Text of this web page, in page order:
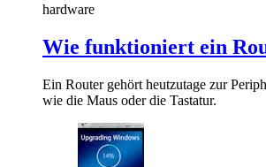
hardware
Wie funktioniert ein
Ein Router gehört heutzutage zur
wie die Maus oder die Tastatur.